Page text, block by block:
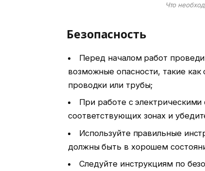
Что
Безопасность
Перед началом работ
возможные опасности, такие
проводки или трубы;
При работе с
соответствующих зонах и
Используйте правильные
должны быть в хорошем
Следуйте инструкциям по